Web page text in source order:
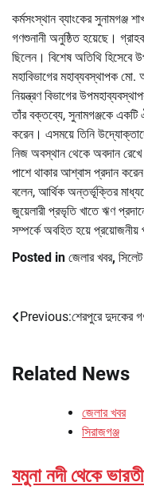
কর্মসংস্থান ব্যাংকের সুনামগঞ্জ
গণশুনানী অনুষ্ঠিত হয়েছে।
ছিলেন। বিশেষ অতিথি হিসেবে
মহাবিভাগের মহাব্যবস্থাপক
নিয়ন্ত্রণ বিভাগের
তাঁর বক্তব্যে, সুনামগঞ্জকে একটি
করেন। এসময়ে তিনি
নিজ অবস্থান থেকে অবদান রেখে
পাশে থাকার আশ্বাস প্রদান
বলেন, আর্থিক অন্তর্ভূক্তির
জুয়েলারী প্রভৃতি খাতে ঋণ
সম্পর্কে অবহিত হয়ে প্রয়োজনীয়
Posted in জেলার খবর,
Post
Previous:শেরপুরে দুদকের
Related News
জেলার খবর
সিরাজগঞ্জ
যমুনা নদী থেকে